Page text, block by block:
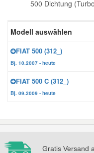
500 Dichtung
Modell auswählen
FIAT 500 (312_)
Bj. 10.2007 - heute
FIAT 500 C (312_)
Bj. 09.2009 - heute
Gratis Versand
Zündanlage und